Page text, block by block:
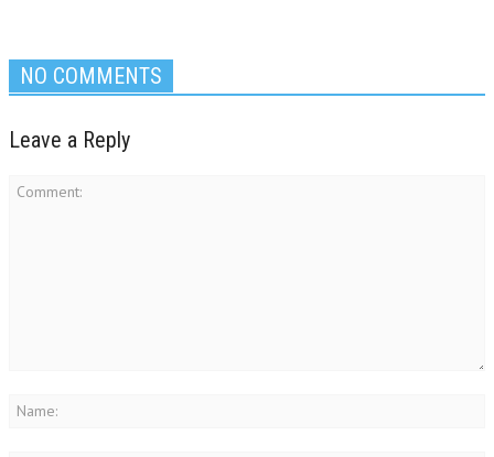
NO COMMENTS
Leave a Reply